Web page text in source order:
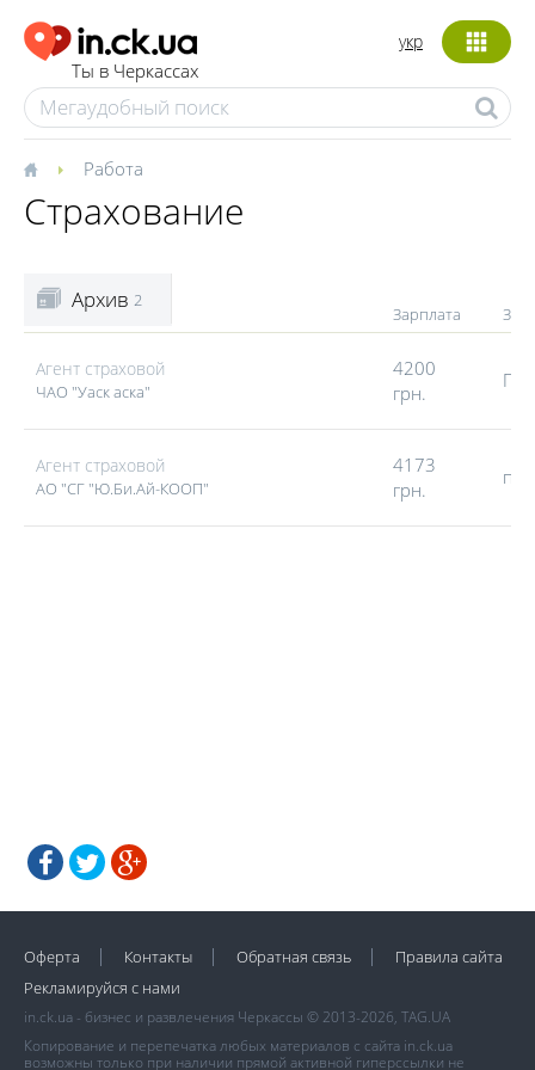
Ты в Черкассах
укр
Работа
Страхование
Архив 2
Зарплата
Агент страховой
ЧАО "Уаск аска"
4200
грн.
Агент страховой
АО "СГ "Ю.Би.Ай-КООП"
4173
грн.
Оферта Контакты Обратная связь
Правила сайта
Рекламируйся с нами
in.ck.ua - бизнес и развлечения Черкассы © 2013-2026, TAG.UA
Копирование и перепечатка любых материалов с сайта in.ck.ua
возможны только при наличии прямой активной гиперссылки не